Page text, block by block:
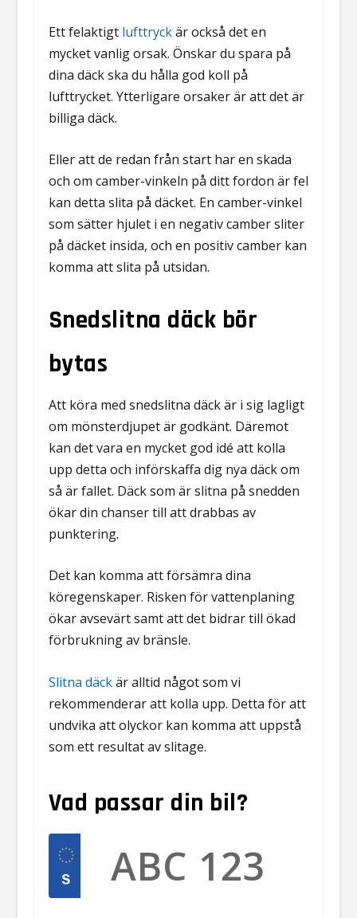
Ett felaktigt lufttryckär också det en
mycket vanlig orsak. Önskar du spara på
dina däck ska du hålla god koll på
lufttrycket. Ytterligare orsaker är att det är
billiga däck.
Eller att de redan från start har en skada
och om camber-vinkeln på ditt fordon är fel
kan detta slita på däcket. En camber-vinkel
som sätter hjulet i en negativ camber sliter
på däcket insida, och en positiv camber kan
komma att slita på utsidan.
Snedslitna däck bör
bytas
Att köra med snedslitna däck är i sig lagligt
om mönsterdjupet är godkänt. Däremot
kan det vara en mycket god idé att kolla
upp detta och införskaffa dig nya däck om
så är fallet. Däck som är slitna på snedden
ökar din chanser till att drabbas av
punktering.
Det kan komma att försämra dina
köregenskaper. Risken för vattenplaning
ökar avsevärt samt att det bidrar till ökad
förbrukning av bränsle.
Slitna däckär alltid något som vi
rekommenderar att kolla upp. Detta för att
undvika att olyckor kan komma att uppstå
som ett resultat av slitage.
Vad passar din bil?